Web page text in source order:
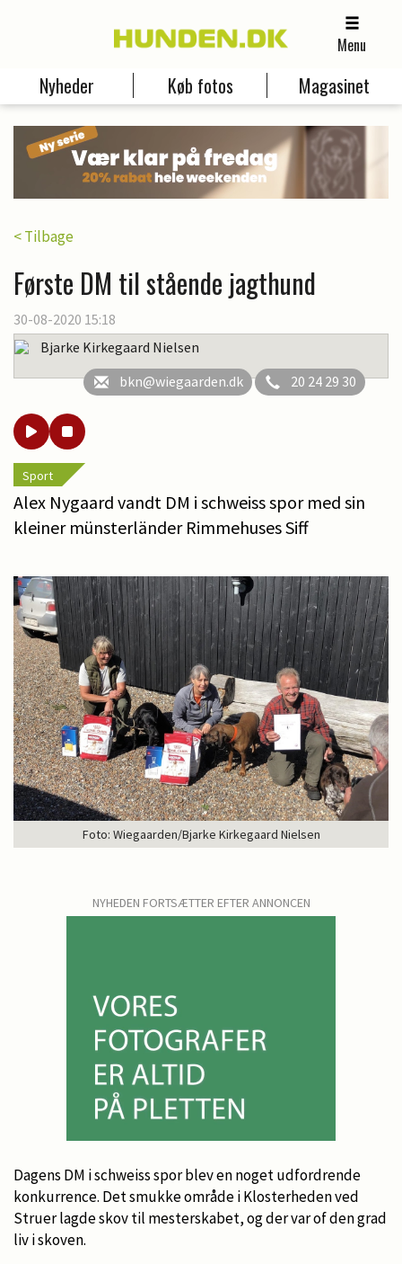
Menu
Nyheder Køb fotos Magasinet
< Tilbage
Første DM til stående jagthund
30-08-2020 15:18
Bjarke Kirkegaard Nielsen
bkn@wiegaarden.dk
20 24 29 30
Sport
Alex Nygaard vandt DM i schweiss spor med sin
kleiner münsterländer Rimmehuses Siff
Foto: Wiegaarden/Bjarke Kirkegaard Nielsen
NYHEDEN FORTSÆTTER EFTER ANNONCEN
Dagens DM i schweiss spor blev en noget udfordrende
konkurrence. Det smukke område i Klosterheden ved
Struer lagde skov til mesterskabet, og der var of den grad
liv i skoven.